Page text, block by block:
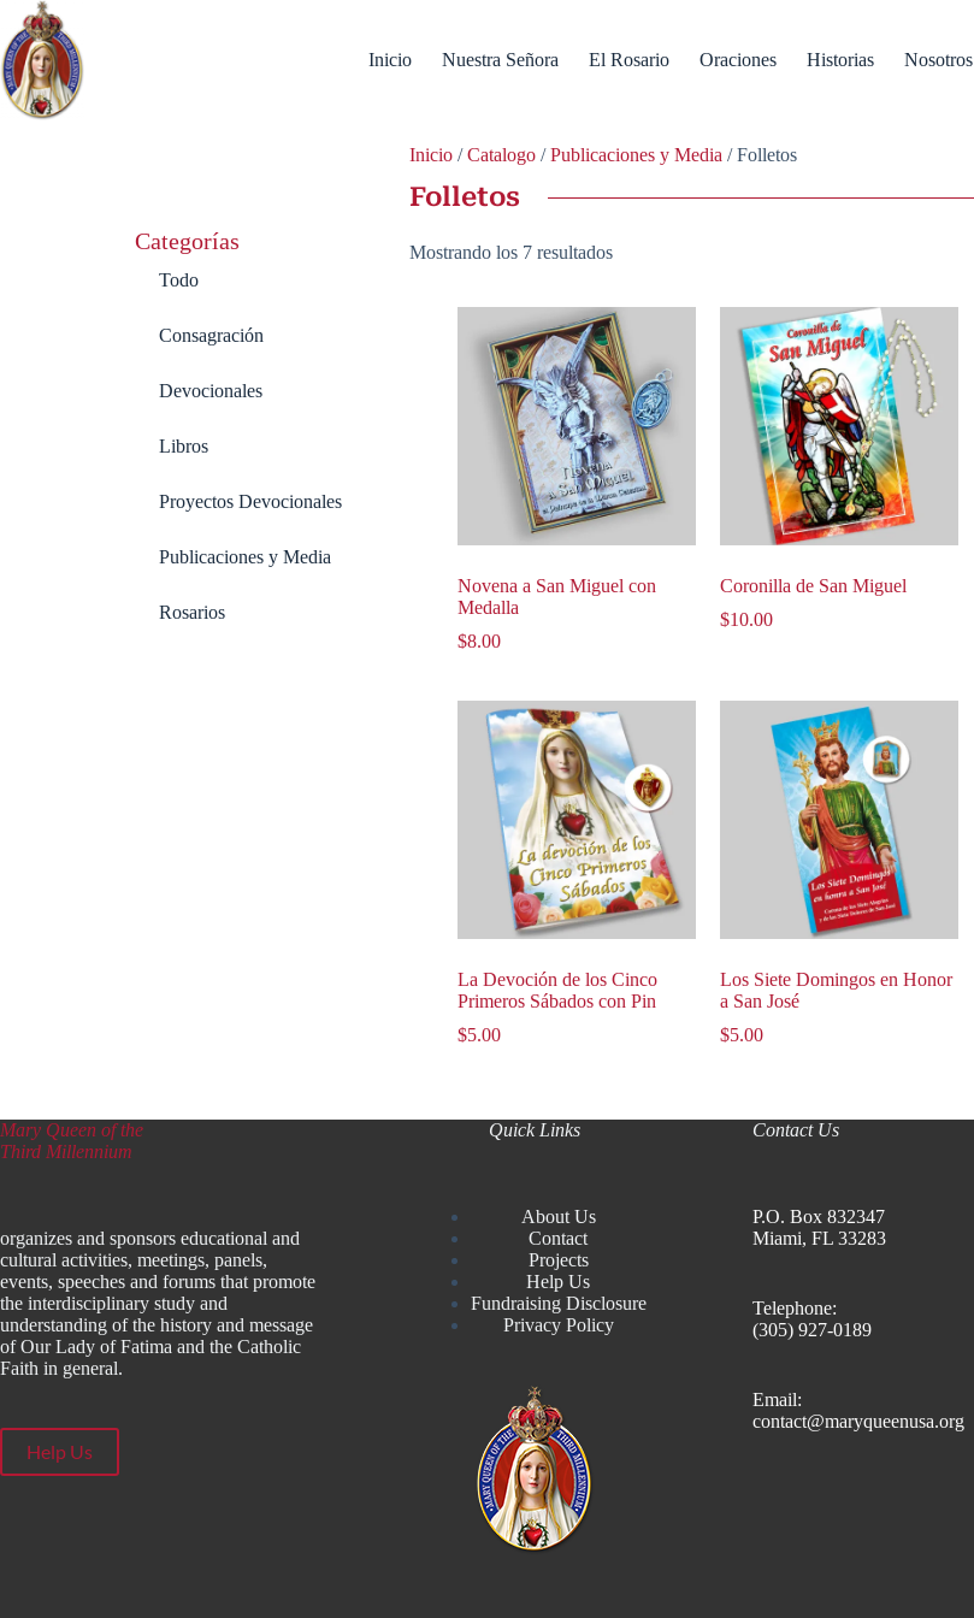
Inicio Nuestra Señora El Rosario Oraciones Historias Nosotros
Categorías
Todo
Consagración
Devocionales
Libros
Proyectos Devocionales
Publicaciones y Media
Rosarios
Inicio /Catalogo /Publicaciones y Media / Folletos
Folletos
Mostrando los 7 resultados
Novena a San Miguel con
Medalla
$8.00
Coronilla de San Miguel
$10.00
La Devoción de los Cinco
Primeros Sábados con Pin
$5.00
Los Siete Domingos en Honor
a San José
$5.00
Mary Queen of the
Third Millennium
organizes and sponsors educational and
cultural activities, meetings, panels,
events, speeches and forums that promote
the interdisciplinary study and
understanding of the history and message
of Our Lady of Fatima and the Catholic
Faith in general.
Help Us
Quick Links
About Us
Contact
Projects
Help Us
Fundraising Disclosure
Privacy Policy
Contact Us
P.O. Box 832347
Miami, FL 33283
Telephone:
(305) 927-0189
Email:
contact@maryqueenusa.org